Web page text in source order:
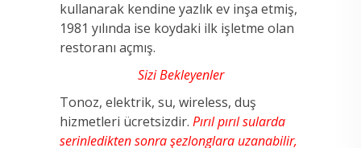
kullanarak kendine yazlık ev inşa etmiş,
1981 yılında ise koydaki ilk işletme olan
restoranı açmış.
Sizi Bekleyenler
Tonoz, elektrik, su, wireless, duş
hizmetleri ücretsizdir. Pırıl pırıl sularda
serinledikten sonra şezlonglara uzanabilir,